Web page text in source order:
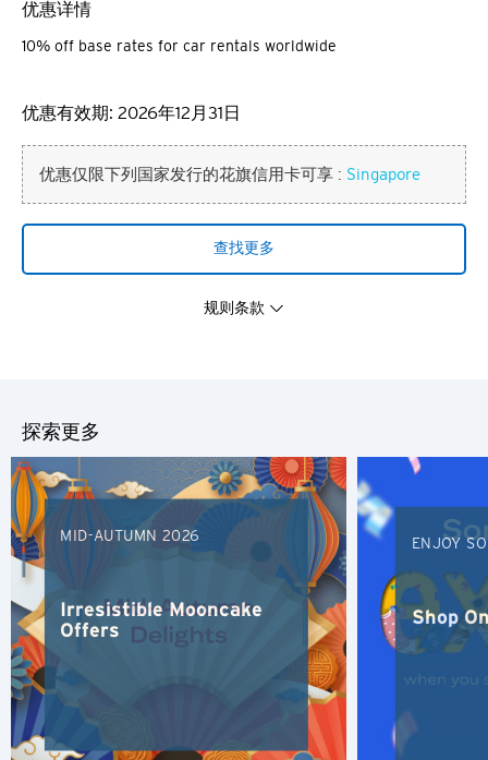
优惠详情
10% off base rates for car rentals worldwide
优惠有效期: 2026年12月31日
优惠仅限下列国家发行的花旗信用卡可享 : Singapore
查找更多
规则条款
探索更多
MID-AUTUMN 2026
Irresistible Mooncake
Offers
ENJOY
Shop
和安全条款执行并负责，而非花旗银行的隐私政策，因此花旗
银行不会承担任何关于未经授权的披露或违反保密信息的责
任。此外，任何包含到第三方网站的链接均不构成花旗银行对
该第三方、其网站或其产品和/或服务的认可，花旗银行也不
对该网站的内容作出任何保证。
确认
人气
人气
东京, 日本
悉尼, 澳大利亚
曼谷, 泰国
香港